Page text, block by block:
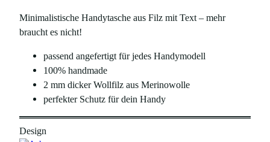
Minimalistische Handytasche aus Filz mit Text – mehr
braucht es nicht!
passend angefertigt für jedes Handymodell
100% handmade
2 mm dicker Wollfilz aus Merinowolle
perfekter Schutz für dein Handy
Design